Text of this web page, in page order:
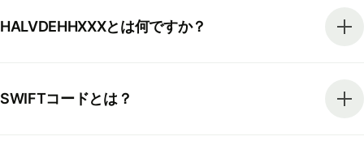
HALVDEHHXXXとは何ですか？
SWIFTコードとは？